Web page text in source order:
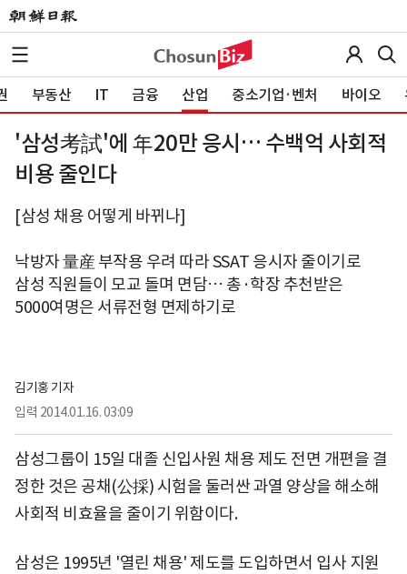
부동산 IT 금융 산업 중소기업·벤처 바이오
'삼성考試'에 年20만 응시… 수백억 사회적
비용 줄인다
[삼성 채용 어떻게 바뀌나]
낙방자 量産 부작용 우려 따라 SSAT 응시자 줄이기로
삼성 직원들이 모교 돌며 면담… 총·학장 추천받은
5000여명은 서류전형 면제하기로
김기홍 기자
입력 2014.01.16. 03:09
삼성그룹이 15일 대졸 신입사원 채용 제도 전면 개편을 결
정한 것은 공채(公採) 시험을 둘러싼 과열 양상을 해소해
사회적 비효율을 줄이기 위함이다.
삼성은 1995년 '열린 채용' 제도를 도입하면서 입사 지원